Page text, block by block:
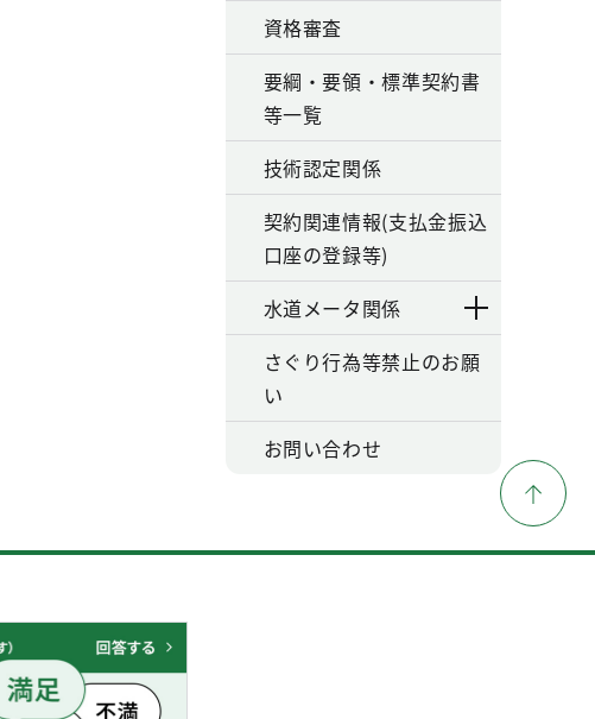
資格審査
要綱・要領・標準契約書
等一覧
技術認定関係
契約関連情報(支払金振込
口座の登録等)
水道メータ関係
さぐり行為等禁止のお願
い
お問い合わせ